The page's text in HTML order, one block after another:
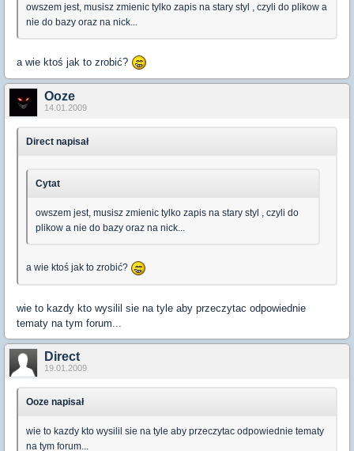
owszem jest, musisz zmienic tylko zapis na stary styl , czyli do plikow a
nie do bazy oraz na nick...
a wie ktoś jak to zrobić?
Ooze
14.01.2009
Direct napisał
Cytat
owszem jest, musisz zmienic tylko zapis na stary styl , czyli do
plikow a nie do bazy oraz na nick...
a wie ktoś jak to zrobić?
wie to kazdy kto wysilil sie na tyle aby przeczytac odpowiednie
tematy na tym forum...
Direct
19.01.2009
Ooze napisał
wie to kazdy kto wysilil sie na tyle aby przeczytac odpowiednie tematy
na tym forum...